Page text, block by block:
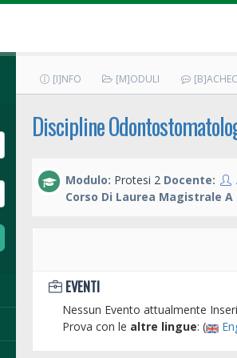
[I]NFO [M]ODULI
Discipline
Modulo: Protesi 2 Docente:
Corso Di Laurea Magistrale A
EVENTI
Nessun Evento attualmente
Prova con le altre lingue: (